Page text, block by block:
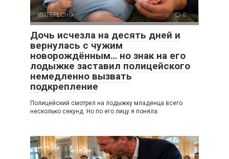
ИНТЕРЕСНО 0
Дочь исчезла на десять дней и
вернулась с чужим
новорождённым… но знак на его
лодыжке заставил полицейского
немедленно вызвать
подкрепление
Полицейский смотрел на лодыжку младенца всего
несколько секунд. Но по его лицу я поняла: